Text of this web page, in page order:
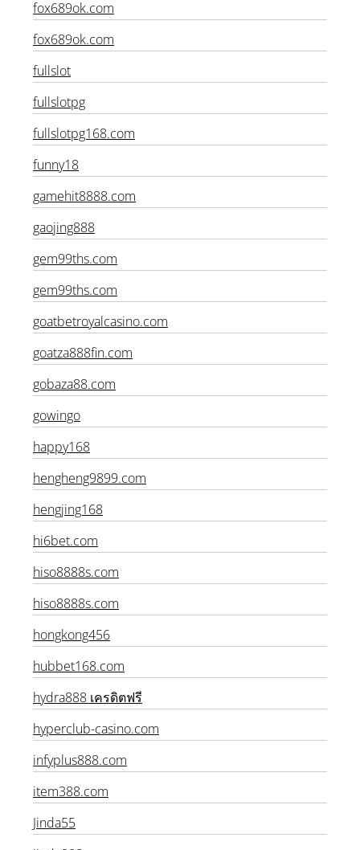
fox689ok.com
fox689ok.com
fullslot
fullslotpg
fullslotpg168.com
funny18
gamehit8888.com
gaojing888
gem99ths.com
gem99ths.com
goatbetroyalcasino.com
goatza888fin.com
gobaza88.com
gowingo
happy168
hengheng9899.com
hengjing168
hi6bet.com
hiso8888s.com
hiso8888s.com
hongkong456
hubbet168.com
hydra888 เครดิตฟรี
hyperclub-casino.com
infyplus888.com
item388.com
Jinda55